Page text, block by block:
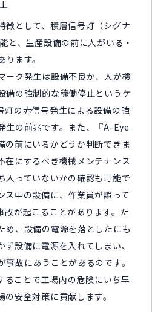
徴として、積層信号灯（シグナ
と、生産設備の前に人がいる・
ます。
ーク発生は設備不良か、人が機
備の強制的な稼働停止というケ
灯の赤信号発生による設備の強
生の前兆です。また、『A-Eye
の前にいるかどうか判断できま
在にするべき機械メンテナンス
入っていないかの確認も可能で
ス中の設備に、作業員が誤って
故が起こることがあります。た
め、設備の電源を落としたにも
設備に電源を入れてしまい、
事故にあうことがあるのです。
ることで工場内の危険にいち早
安全対策に貢献します。